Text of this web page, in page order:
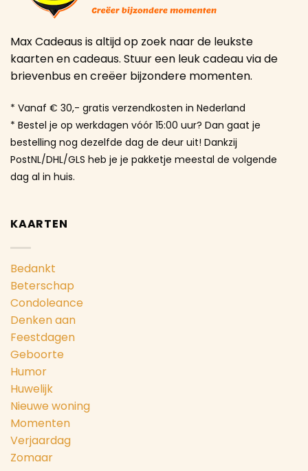
Max Cadeaus is altijd op zoek naar de leukste
kaarten en cadeaus. Stuur een leuk cadeau via de
brievenbus en creëer bijzondere momenten.
* Vanaf € 30,- gratis verzendkosten in Nederland
* Bestel je op werkdagen vóór 15:00 uur? Dan gaat je
bestelling nog dezelfde dag de deur uit! Dankzij
PostNL/DHL/GLS heb je je pakketje meestal de volgende
dag al in huis.
KAARTEN
Bedankt
Beterschap
Condoleance
Denken aan
Feestdagen
Geboorte
Humor
Huwelijk
Nieuwe woning
Momenten
Verjaardag
Zomaar